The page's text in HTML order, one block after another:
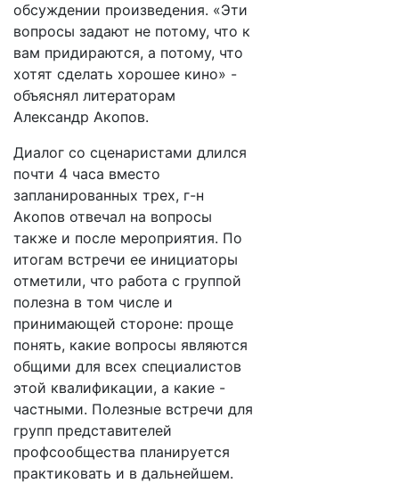
обсуждении произведения. «Эти
вопросы задают не потому, что к
вам придираются, а потому, что
хотят сделать хорошее кино» -
объяснял литераторам
Александр Акопов.
Диалог со сценаристами длился
почти 4 часа вместо
запланированных трех, г-н
Акопов отвечал на вопросы
также и после мероприятия. По
итогам встречи ее инициаторы
отметили, что работа с группой
полезна в том числе и
принимающей стороне: проще
понять, какие вопросы являются
общими для всех специалистов
этой квалификации, а какие -
частными. Полезные встречи для
групп представителей
профсообщества планируется
практиковать и в дальнейшем.